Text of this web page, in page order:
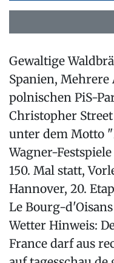
Gewaltige
Spanien, Mehrere
polnischen PiS-
Christopher
unter dem Motto
Wagner-
150. Mal statt,
Hannover, 20.
Le Bourg-
Wetter Hinweis:
France darf aus